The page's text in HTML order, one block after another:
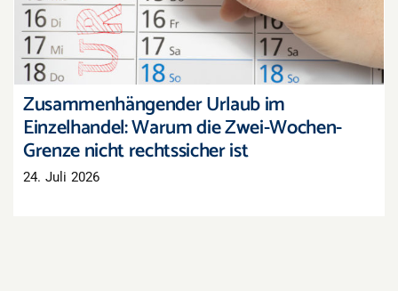
Zusammenhängender Urlaub im
Einzelhandel: Warum die Zwei-Wochen-
Grenze nicht rechtssicher ist
24. Juli 2026